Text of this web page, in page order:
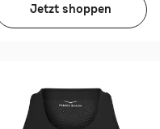
Jetzt shoppen